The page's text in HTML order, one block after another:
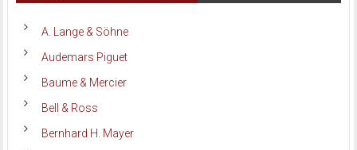
A. Lange & Söhne
Audemars Piguet
Baume & Mercier
Bell & Ross
Bernhard H. Mayer